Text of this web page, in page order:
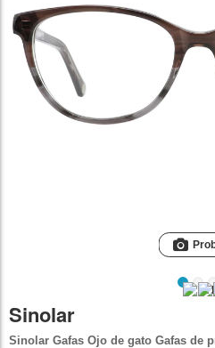
Sinolar
Sinolar Gafas Ojo de gato Gafas de